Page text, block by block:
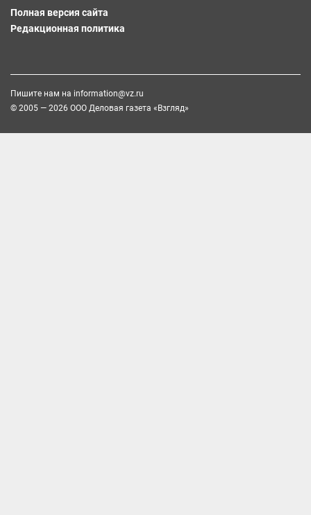
Полная версия сайта
Редакционная политика
Пишите нам на information@vz.ru
© 2005 — 2026 ООО Деловая газета «Взгляд»